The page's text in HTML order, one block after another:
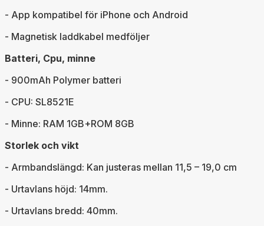
- App kompatibel för iPhone och Android
- Magnetisk laddkabel medföljer
Batteri, Cpu, minne
- 900mAh Polymer batteri
- CPU: SL8521E
- Minne: RAM 1GB+ROM 8GB
Storlek och vikt
- Armbandslängd: Kan justeras mellan 11,5 – 19,0 cm
- Urtavlans höjd: 14mm.
- Urtavlans bredd: 40mm.